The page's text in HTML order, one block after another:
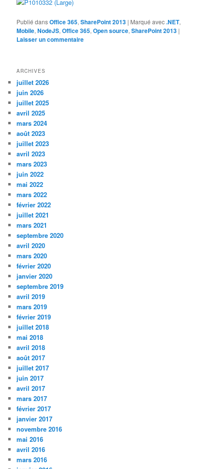
Publié dansOffice 365,SharePoint 2013 | Marqué avec.NET,
Mobile,NodeJS,Office 365,Open source,SharePoint 2013 |
Laisser un commentaire
ARCHIVES
juillet 2026
juin 2026
juillet 2025
avril 2025
mars 2024
août 2023
juillet 2023
avril 2023
mars 2023
juin 2022
mai 2022
mars 2022
février 2022
juillet 2021
mars 2021
septembre 2020
avril 2020
mars 2020
février 2020
janvier 2020
septembre 2019
avril 2019
mars 2019
février 2019
juillet 2018
mai 2018
avril 2018
août 2017
juillet 2017
juin 2017
avril 2017
mars 2017
février 2017
janvier 2017
novembre 2016
mai 2016
avril 2016
mars 2016